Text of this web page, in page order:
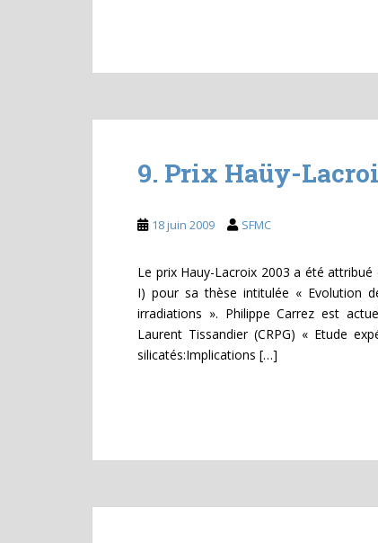
9. Prix Haüy-
18 juin 2009 SFMC
Le prix Hauy-Lacroix 2003 a été
I) pour sa thèse intitulée « Evolution
irradiations ». Philippe Carrez est
Laurent Tissandier (CRPG) « Etude
silicatés:Implications […]